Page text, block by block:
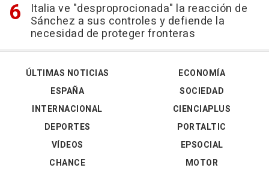
Italia ve "desproprocionada" la reacción de
Sánchez a sus controles y defiende la
necesidad de proteger fronteras
ÚLTIMAS NOTICIAS
ESPAÑA
INTERNACIONAL
DEPORTES
VÍDEOS
ECONOMÍA
SOCIEDAD
CIENCIAPLUS
PORTALTIC
EPSOCIAL
CHANCE
MOTOR